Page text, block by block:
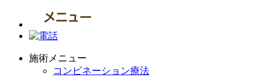
施術メニュー
コンビネーション療法